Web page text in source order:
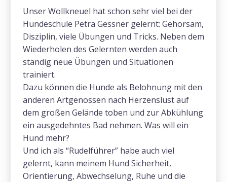
Unser Wollkneuel hat schon sehr viel bei der
Hundeschule Petra Gessner gelernt: Gehorsam,
Disziplin, viele Übungen und Tricks. Neben dem
Wiederholen des Gelernten werden auch
ständig neue Übungen und Situationen
trainiert.
Dazu können die Hunde als Belohnung mit den
anderen Artgenossen nach Herzenslust auf
dem großen Gelände toben und zur Abkühlung
ein ausgedehntes Bad nehmen. Was will ein
Hund mehr?
Und ich als “Rudelführer” habe auch viel
gelernt, kann meinem Hund Sicherheit,
Orientierung, Abwechselung, Ruhe und die